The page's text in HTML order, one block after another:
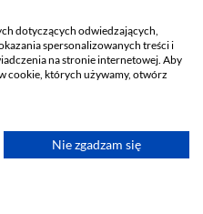
dotyczących odwiedzających,
spersonalizowanych treści i
na stronie internetowej. Aby
cookie, których używamy, otwórz
Nie zgadzam się